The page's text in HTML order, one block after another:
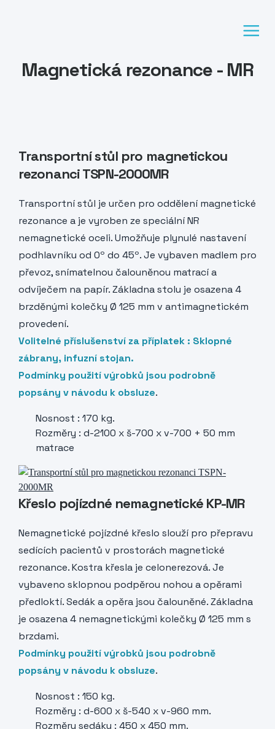
Magnetická rezonance - MR
Transportní stůl pro magnetickou
rezonanci TSPN-2000MR
Transportní stůl je určen pro oddělení magnetické
rezonance a je vyroben ze speciální NR
nemagnetické oceli. Umožňuje plynulé nastavení
podhlavníku od 0º do 45º. Je vybaven madlem pro
převoz, snímatelnou čalouněnou matrací a
odvíječem na papír. Základna stolu je osazena 4
brzděnými kolečky Ø 125 mm v antimagnetickém
provedení.
Volitelné příslušenství za příplatek : Sklopné
zábrany, infuzní stojan.
Podmínky použití výrobků jsou podrobně
popsány v návodu k obsluze.
Nosnost : 170 kg.
Rozměry : d-2100 x š-700 x v-700 + 50 mm
matrace
Křeslo pojízdné nemagnetické KP-MR
Nemagnetické pojízdné křeslo slouží pro přepravu
sedících pacientů v prostorách magnetické
rezonance. Kostra křesla je celonerezová. Je
vybaveno sklopnou podpěrou nohou a opěrami
předloktí. Sedák a opěra jsou čalouněné. Základna
je osazena 4 nemagnetickými kolečky Ø 125 mm s
brzdami.
Podmínky použití výrobků jsou podrobně
popsány v návodu k obsluze.
Nosnost : 150 kg.
Rozměry : d-600 x š-540 x v-960 mm.
Rozměry sedáku : 450 x 450 mm.